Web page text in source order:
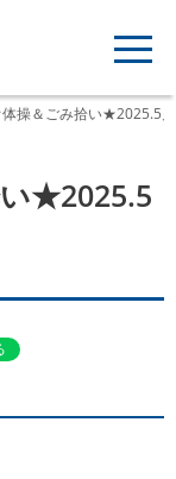
操＆ごみ拾い★2025.5月
★2025.5